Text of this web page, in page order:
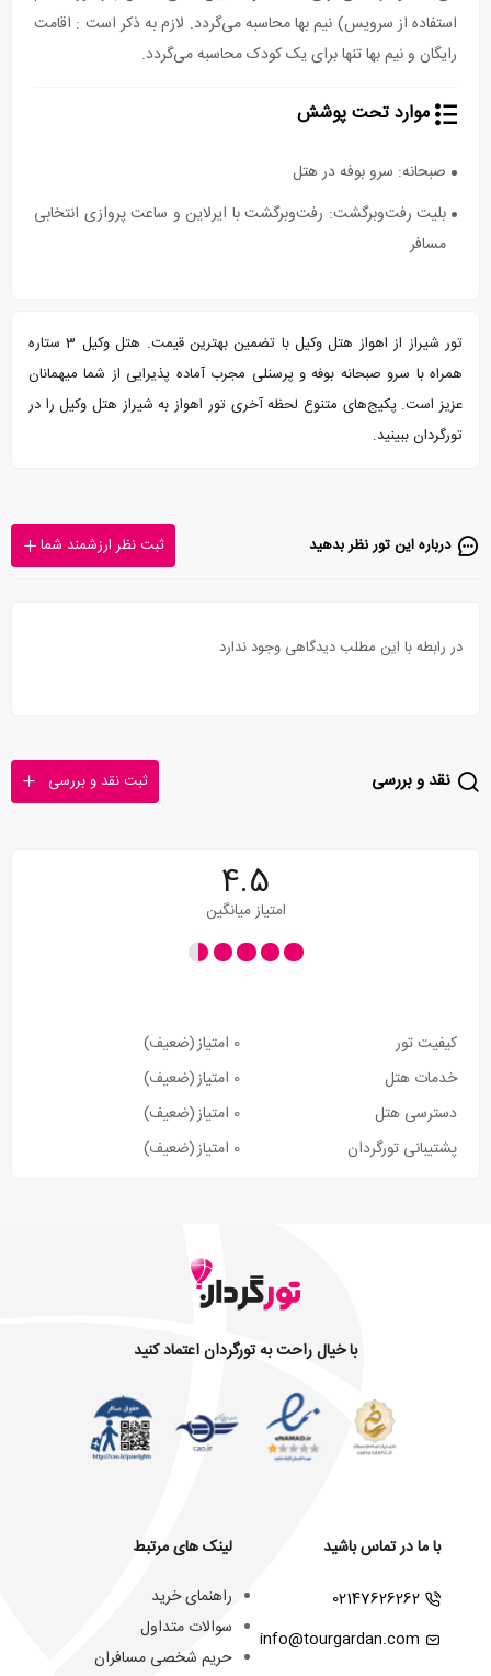
استفاده از سرویس) نیم بها محاسبه می‌گردد. لازم به ذکر است : اقامت
رایگان و نیم بها تنها برای یک کودک محاسبه می‌گردد.
موارد تحت پوشش
صبحانه: سرو بوفه در هتل
بلیت رفت‌و‌برگشت: رفت‌و‌برگشت با ایرلاین و ساعت پروازی انتخابی
مسافر
تور شیراز از اهواز هتل وکیل با تضمین بهترین قیمت. هتل وکیل 3 ستاره
همراه با سرو صبحانه بوفه و پرسنلی مجرب آماده پذیرایی از شما میهمانان
عزیز است. پکیج‌های متنوع لحظه آخری تور اهواز به شیراز هتل وکیل را در
تورگردان ببینید.
درباره این تور‌ نظر بدهید ثبت نظر ارزشمند شما
در رابطه با این مطلب دیدگاهی وجود ندارد
نقد و بررسی ثبت نقد و بررسی
4.5
امتیاز میانگین
کیفیت تور 0 امتیاز
(ضعیف)
خدمات هتل
0 امتیاز
(ضعیف)
دسترسی هتل
0 امتیاز
(ضعیف)
پشتیبانی تورگردان
0 امتیاز (ضعیف)
با خیال راحت به تورگردان اعتماد کنید
با ما در تماس باشید
02147626262
info@tourgardan.com
لینک های مرتبط
راهنمای خرید
سوالات متداول
حریم شخصی مسافران